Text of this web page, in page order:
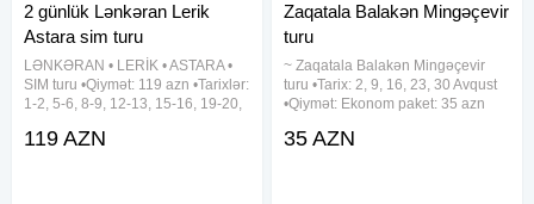
2 günlük Lənkəran Lerik
Astara sim turu
LƏNKƏRAN • LERİK • ASTARA •
SIM turu •Qiymət: 119 azn •Tarixlər:
1-2, 5-6, 8-9, 12-13, 15-16, 19-20,
daxildir: • Vıp nəqliyyat xidməti • 2
119 AZN
Zaqatala Balakən Mingəçevir
turu
~ Zaqatala Balakən Mingəçevir
turu •Tarix: 2, 9, 16, 23, 30 Avqust
•Qiymət: Ekonom paket: 35 azn
daxildir: • Nəqliyyat xidməti • Səhər
35 AZN